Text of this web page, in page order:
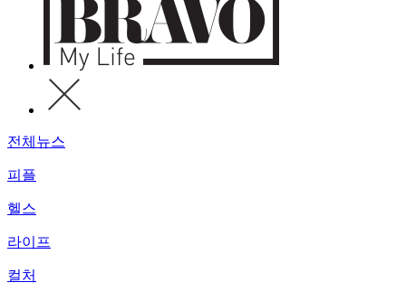
전체뉴스
피플
헬스
라이프
컬처